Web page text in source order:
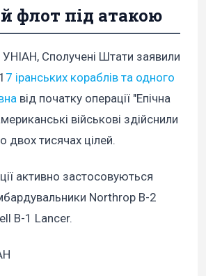
флот під атакою
Сполучені Штати заявили
7 іранських кораблів та одного
від початку операції "Епічна
військові здійснили
двох тисячах цілей.
активно застосовуються
Northrop B-2
B-1 Lancer.